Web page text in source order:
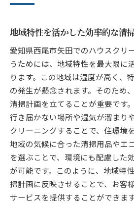
地域に根ざしたサービス
地域イベントへの参加と
顧客の声を活かしたサー
ローカル特化型プロモ
住民との信頼関係を築
ン手法
矢田でのクリーニング需要
ズプラン
顧客のライフスタイル
季節に応じた柔軟なサー
特別ニーズに応えるカス
地域特性を活かした効率的な清
愛知県西尾市矢田でのハウスクリ
うためには、地域特性を最大限に
ります。この地域は湿度が高く、
の発生が懸念されます。そのため
清掃計画を立てることが重要です
行き届かない場所や湿気が溜まり
クリーニングすることで、住環境
地域の気候に合った清掃用品やエ
を選ぶことで、環境にも配慮した
が可能です。このように、地域特
掃計画に反映させることで、お客
サービスを提供することができます